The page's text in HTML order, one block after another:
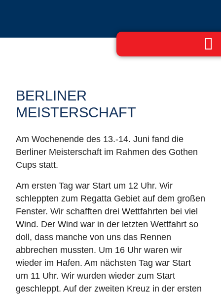
BERLINER
MEISTERSCHAFT
Am Wochenende des 13.-14. Juni fand die
Berliner Meisterschaft im Rahmen des Gothen
Cups statt.
Am ersten Tag war Start um 12 Uhr. Wir
schleppten zum Regatta Gebiet auf dem großen
Fenster. Wir schafften drei Wettfahrten bei viel
Wind. Der Wind war in der letzten Wettfahrt so
doll, dass manche von uns das Rennen
abbrechen mussten. Um 16 Uhr waren wir
wieder im Hafen. Am nächsten Tag war Start
um 11 Uhr. Wir wurden wieder zum Start
geschleppt. Auf der zweiten Kreuz in der ersten